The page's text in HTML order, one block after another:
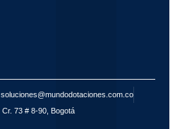
soluciones@mundodotaciones.com.co
Cr. 73 # 8-90, Bogotá